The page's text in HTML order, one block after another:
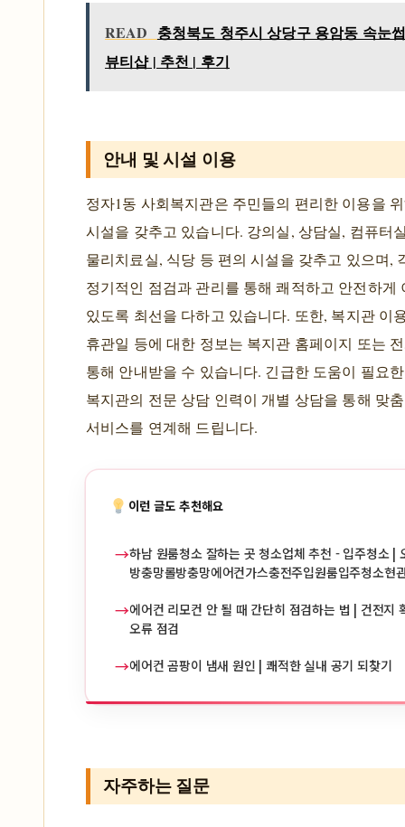
READ 충청북도 청주시 상당구 용암동 속눈
뷰티샵 | 추천 | 후기
안내 및 시설 이용
정자1동 사회복지관은 주민들의 편리한 이용을
시설을 갖추고 있습니다. 강의실, 상담실, 컴퓨터
물리치료실, 식당 등 편의 시설을 갖추고 있으며,
정기적인 점검과 관리를 통해 쾌적하고 안전하게
있도록 최선을 다하고 있습니다. 또한, 복지관 이
휴관일 등에 대한 정보는 복지관 홈페이지 또는
통해 안내받을 수 있습니다. 긴급한 도움이 필요
복지관의 전문 상담 인력이 개별 상담을 통해 맞
서비스를 연계해 드립니다.
이런 글도 추천해요
→하남 원룸청소 잘하는 곳 청소업체 추천 - 입주청소 |
방충망롤방충망에어컨가스충전주입원룸입주청소현
→에어컨 리모컨 안 될 때 간단히 점검하는 법 | 건전지
오류 점검
→에어컨 곰팡이 냄새 원인 | 쾌적한 실내 공기 되찾기
자주하는 질문